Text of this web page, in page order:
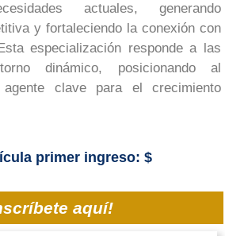
actuales, generando
y fortaleciendo la conexión con
especialización responde a las
dinámico, posicionando al
clave para el crecimiento
aquí!